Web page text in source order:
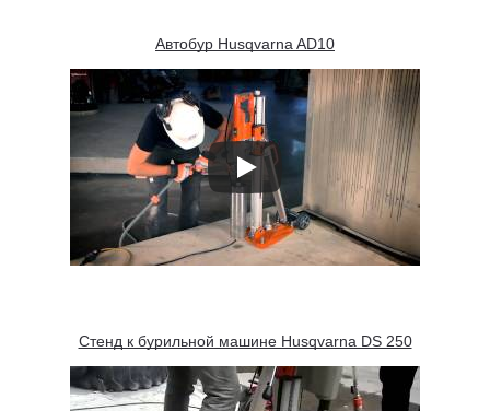
Автобур Husqvarna AD10
Стенд к бурильной машине Husqvarna DS 250